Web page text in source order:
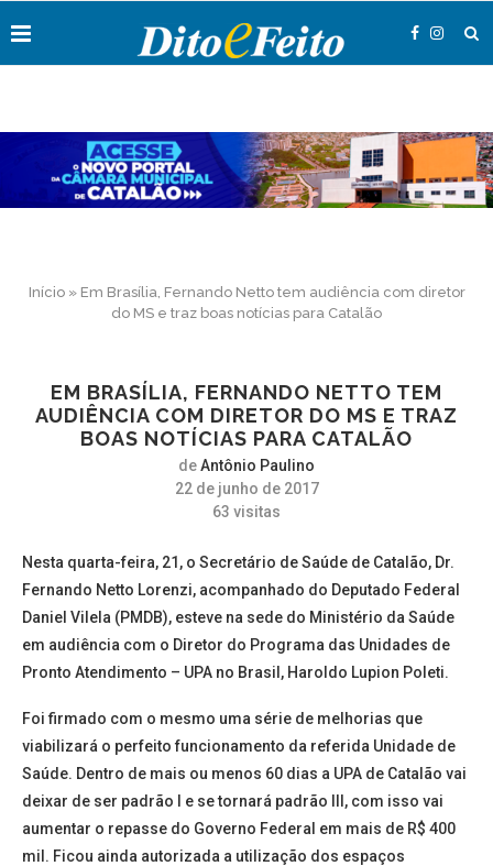
Início» Em Brasília, Fernando Netto tem audiência com diretor
do MS e traz boas notícias para Catalão
EM BRASÍLIA, FERNANDO NETTO TEM
AUDIÊNCIA COM DIRETOR DO MS E TRAZ
BOAS NOTÍCIAS PARA CATALÃO
deAntônio Paulino
22 de junho de 2017
63 visitas
Nesta quarta-feira, 21, o Secretário de Saúde de Catalão, Dr.
Fernando Netto Lorenzi, acompanhado do Deputado Federal
Daniel Vilela (PMDB), esteve na sede do Ministério da Saúde
em audiência com o Diretor do Programa das Unidades de
Pronto Atendimento – UPA no Brasil, Haroldo Lupion Poleti.
Foi firmado com o mesmo uma série de melhorias que
viabilizará o perfeito funcionamento da referida Unidade de
Saúde. Dentro de mais ou menos 60 dias a UPA de Catalão vai
deixar de ser padrão I e se tornará padrão III, com isso vai
aumentar o repasse do Governo Federal em mais de R$ 400
mil. Ficou ainda autorizada a utilização dos espaços